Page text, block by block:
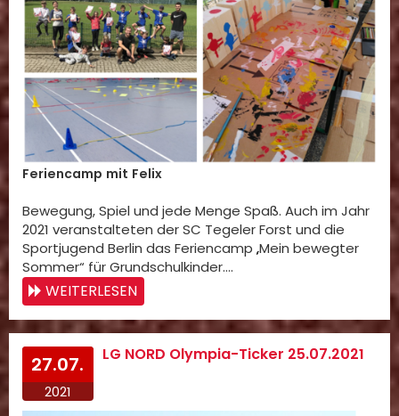
Feriencamp mit Felix
Bewegung, Spiel und jede Menge Spaß. Auch im Jahr
2021 veranstalteten der SC Tegeler Forst und die
Sportjugend Berlin das Feriencamp „Mein bewegter
Sommer“ für Grundschulkinder.…
WEITERLESEN
27.07.
2021
LG NORD Olympia-Ticker 25.07.2021